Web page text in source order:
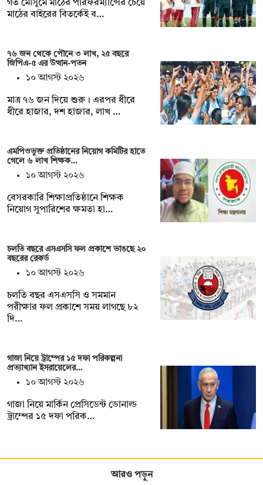
গত মৌসুমে মাঠের পারফরম্যান্সের চেয়ে
মাঠের বাইরের বিতর্কেই ব…
৭৬ জন থেকে পৌনে ৩ লাখ, ২৫ বছরে
জিপিএ-৫ এর উত্থান-পতন
১০ আগস্ট ২০২৬
মাত্র ৭৬ জন দিয়ে শুরু। এরপর ধীরে
ধীরে হাজার, দশ হাজার, লাখ …
এমপিওভুক্ত প্রতিষ্ঠানের নিয়োগ কমিটির হাতে
গেলে ৬ লাখ শিক্ষক…
১০ আগস্ট ২০২৬
বেসরকারি শিক্ষাপ্রতিষ্ঠানে শিক্ষক
নিয়োগ সুপারিশের ক্ষমতা হা…
চলতি বছরে এসএসসি ফল প্রকাশে ভাঙছে ২০
বছরের রেকর্ড
১০ আগস্ট ২০২৬
চলতি বছর এসএসসি ও সমমান
পরীক্ষার ফল প্রকাশে সময় লাগছে ৮২
দি…
গাজা নিয়ে ট্রাম্পের ১৫ দফা পরিকল্পনা
প্রত্যাখ্যান ইসরায়েলের…
১০ আগস্ট ২০২৬
গাজা নিয়ে মার্কিন প্রেসিডেন্ট ডোনাল্ড
ট্রাম্পের ১৫ দফা পরিক…
আরও পড়ুন